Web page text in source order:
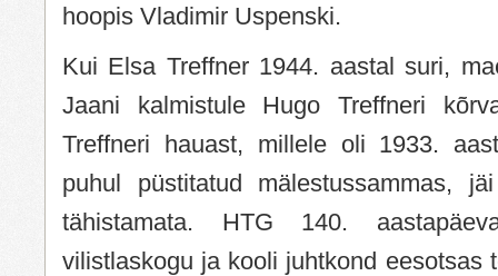
hoopis Vladimir Uspenski.
Kui Elsa Treffner 1944. aastal suri,
Jaani kalmistule Hugo Treffneri
Treffneri hauast, millele oli 1933.
puhul püstitatud mälestussammas,
tähistamata. HTG 140.
vilistlaskogu ja kooli juhtkond eesotsas